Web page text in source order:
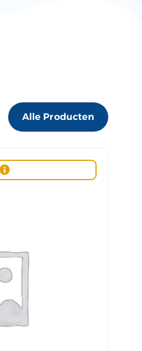
Alle Producten